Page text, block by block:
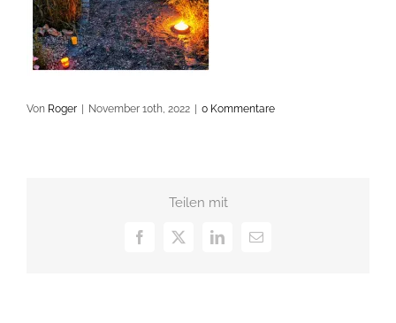
Von Roger November 10th, 2022 0 Kommentare
Teilen mit
Facebook
X LinkedIn
E-